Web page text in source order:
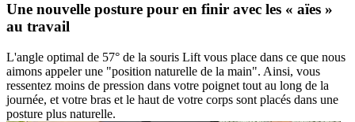
Une nouvelle posture pour en finir avec les « aïes »
au travail
L'angle optimal de 57° de la souris Lift vous place dans ce que nous
aimons appeler une "position naturelle de la main". Ainsi, vous
ressentez moins de pression dans votre poignet tout au long de la
journée, et votre bras et le haut de votre corps sont placés dans une
posture plus naturelle.